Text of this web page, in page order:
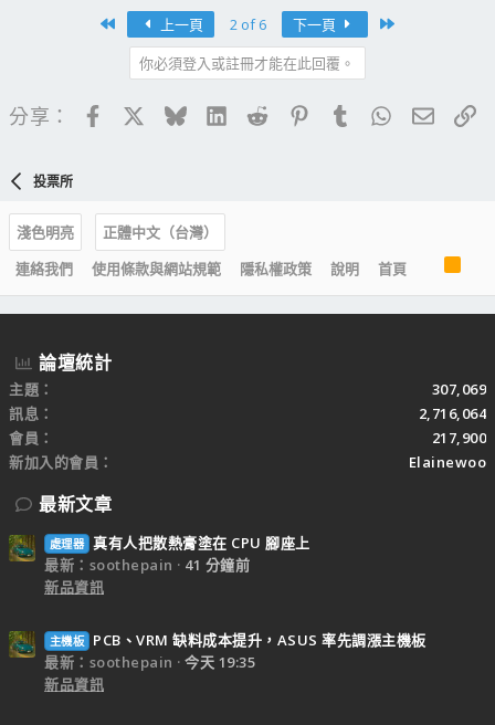
上一頁 2 of 6 下一頁
你必須登入或註冊才能在此回覆。
分享： FacebookBlueskyLinkedIn
Reddit PinterestTumblrWhatsApp
電子
投票所
淺色明亮
正體中文（台灣）
連絡我們
使用條款與網站規範 隱私權政策 說明 首頁
R
S
S
論壇統計
主題
307,069
訊息
2,716,064
會員
217,900
新加入的會員
Elainewoo
最新文章
處理器 真有人把散熱膏塗在 CPU 腳座上
最新：soothepain
41 分鐘前
新品資訊
主機板
PCB、VRM 缺料成本提升，ASUS 率先調漲主機板
最新：soothepain
今天 19:35
新品資訊